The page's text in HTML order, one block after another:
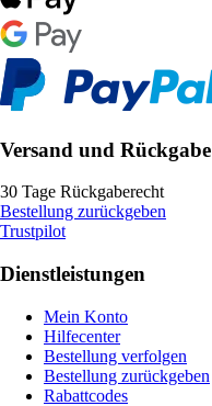
Versand und Rückgabe
30 Tage Rückgaberecht
Bestellung zurückgeben
Trustpilot
Dienstleistungen
Mein Konto
Hilfecenter
Bestellung verfolgen
Bestellung zurückgeben
Rabattcodes